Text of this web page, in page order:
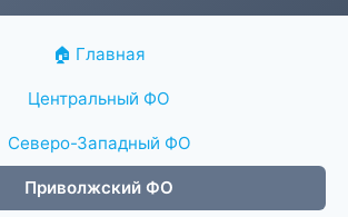
🏠 Главная
Центральный ФО
Северо-Западный ФО
Приволжский ФО